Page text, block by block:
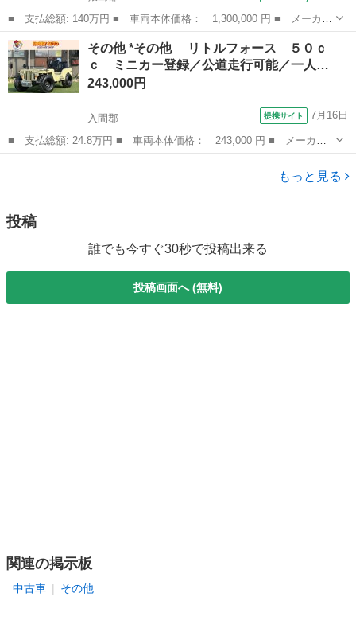
■ 支払総額: 140万円 ■ 車両本体価格： 1,300,000 円 ■ メーカー
名： いすゞ ■ 車種名： エルフトラック ■ グレード名： ■
排気量： 4600cc ■ ドア枚数： 2D ■ ミッション： MT6...
茨城 猿島郡 その他
その他 *その他 リトルフォース ５０ｃ
ｃ ミニカー登録／公道走行可能／一人…
243,000円
入間郡 提携サイト 7月16日
■ 支払総額: 24.8万円 ■ 車両本体価格： 243,000 円 ■ メーカー
名： その他 ■ 車種名： *その他 ■ グレード名： リトルフォ
ース ５０ｃｃ ミニカー登録／公道走行可能／一人乗り／普通免許
もっと見る
投稿
誰でも今すぐ30秒で投稿出来る
投稿画面へ (無料)
関連の掲示板
中古車 その他